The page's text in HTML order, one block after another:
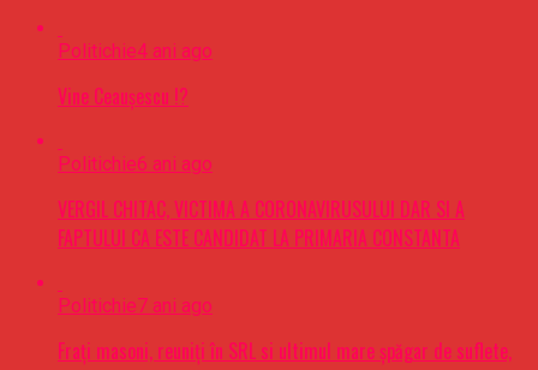
Politichie4 ani ago
Vine Ceaușescu !?
Politichie6 ani ago
VERGIL CHITAC, VICTIMA A CORONAVIRUSULUI DAR SI A
FAPTULUI CA ESTE CANDIDAT LA PRIMARIA CONSTANTA
Politichie7 ani ago
Frați masoni, reuniți în SRL si ultimul mare șpăgar de suflete,